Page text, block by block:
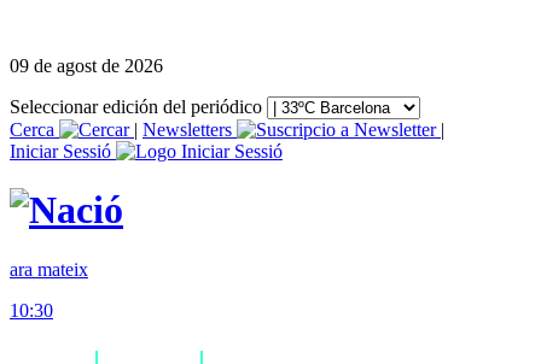
09 de agost de 2026
Seleccionar edición del periódico
Cerca
| Newsletters
|
Iniciar Sessió
ara mateix
10:30